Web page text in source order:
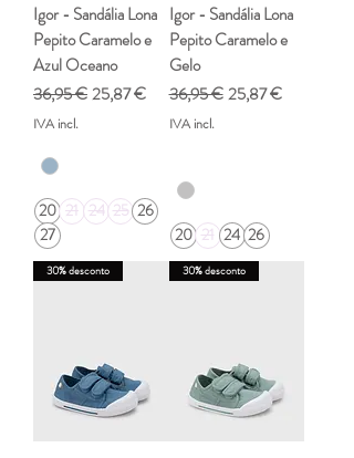
Igor - Sandália Lona
Pepito Caramelo e
Azul Oceano
Preço normal
36,95 €Preço promocional
25,87 €
IVA incl.
20 21 24 25 26
27
Igor - Sandália Lona
Pepito Caramelo e
Gelo
Preço normal
36,95 € Preço promocional
25,87 €
IVA incl.
20 21 24 26
30% desconto 30% desconto